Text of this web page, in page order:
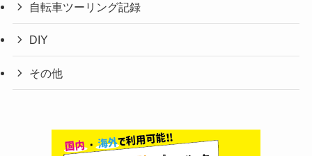
自転車ツーリング記録
DIY
その他